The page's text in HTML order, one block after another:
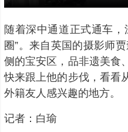
随着深中通道正式通车
圈”。来自英国的摄影师
侧的宝安区，品非遗美食
快来跟上他的步伐，看看
外籍友人感兴趣的地方。
记者：白瑜